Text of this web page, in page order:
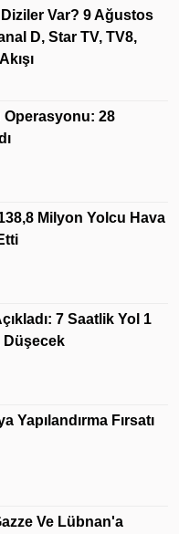
Var? 9 Ağustos
D, Star TV, TV8,
Operasyonu: 28
138,8 Milyon Yolcu Hava
7 Saatlik Yol 1
Düşecek
Yapılandırma Fırsatı
Ve Lübnan'a